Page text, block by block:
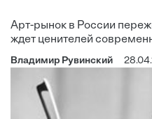
Арт-рынок в России
ждет ценителей
Владимир Рувинский